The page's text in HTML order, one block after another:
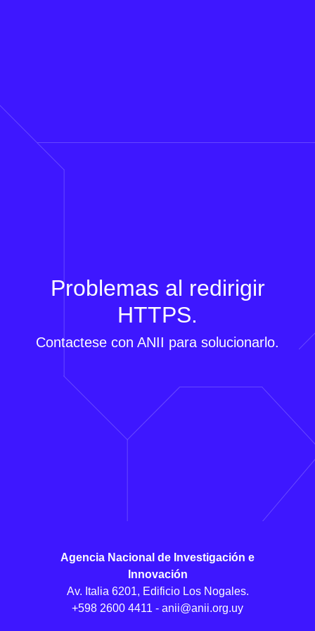
Problemas al redirigir
HTTPS.
Contactese con ANII para solucionarlo.
Agencia Nacional de Investigación e
Innovación
Av. Italia 6201, Edificio Los Nogales.
+598 2600 4411 - anii@anii.org.uy